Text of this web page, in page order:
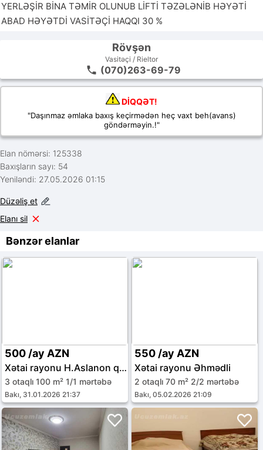
YERLƏŞİR BİNA TƏMİR OLUNUB LİFTİ TƏZƏLƏNİB HƏYƏTİ
ABAD HƏYƏTDİ VASİTƏÇİ HAQQI 30 %
Rövşən
Vasitəçi / Rieltor
(070)263-69-79
DİQQƏT!
"Daşınmaz əmlaka baxış keçirmədən heç vaxt beh(avans)
göndərməyin.!"
Elan nömərsi: 125338
Baxışların sayı: 54
Yeniləndi: 27.05.2026 01:15
Düzəliş et
Elanı sil
Bənzər elanlar
500 /ay AZN
Xətai rayonu H.Aslanon qəs.
3 otaqlı 100 m² 1/1 mərtəbə
Bakı, 31.01.2026 21:37
550 /ay AZN
Xətai rayonu Əhmədli
2 otaqlı 70 m² 2/2 mərtəbə
Bakı, 05.02.2026 21:09